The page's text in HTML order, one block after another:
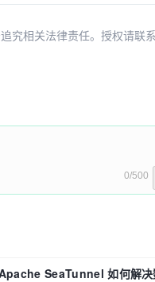
究相关法律责任。授权请联
0/500
SeaTunnel 如何解